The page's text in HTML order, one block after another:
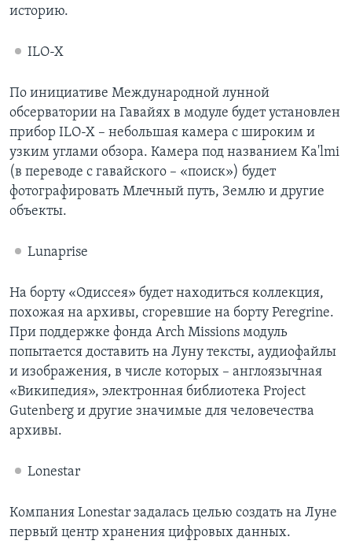
историю.
ILO-X
По инициативе Международной лунной
обсерватории на Гавайях в модуле будет установлен
прибор ILO-X – небольшая камера с широким и
узким углами обзора. Камера под названием Ka'lmi
(в переводе с гавайского – «поиск») будет
фотографировать Млечный путь, Землю и другие
объекты.
Lunaprise
На борту «Одиссея» будет находиться коллекция,
похожая на архивы, сгоревшие на борту Peregrine.
При поддержке фонда Arch Missions модуль
попытается доставить на Луну тексты, аудиофайлы
и изображения, в числе которых – англоязычная
«Википедия», электронная библиотека Project
Gutenberg и другие значимые для человечества
архивы.
Lonestar
Компания Lonestar задалась целью создать на Луне
первый центр хранения цифровых данных.